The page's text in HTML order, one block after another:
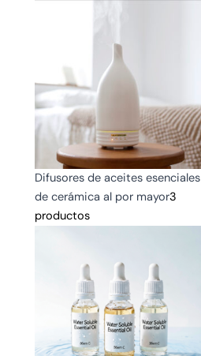
Difusores de aceites esenciales
de cerámica al por mayor3
productos